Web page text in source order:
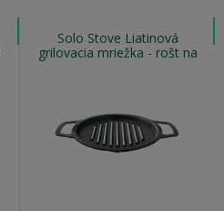
Solo Stove Liatinová
grilovacia mriežka - rošt na